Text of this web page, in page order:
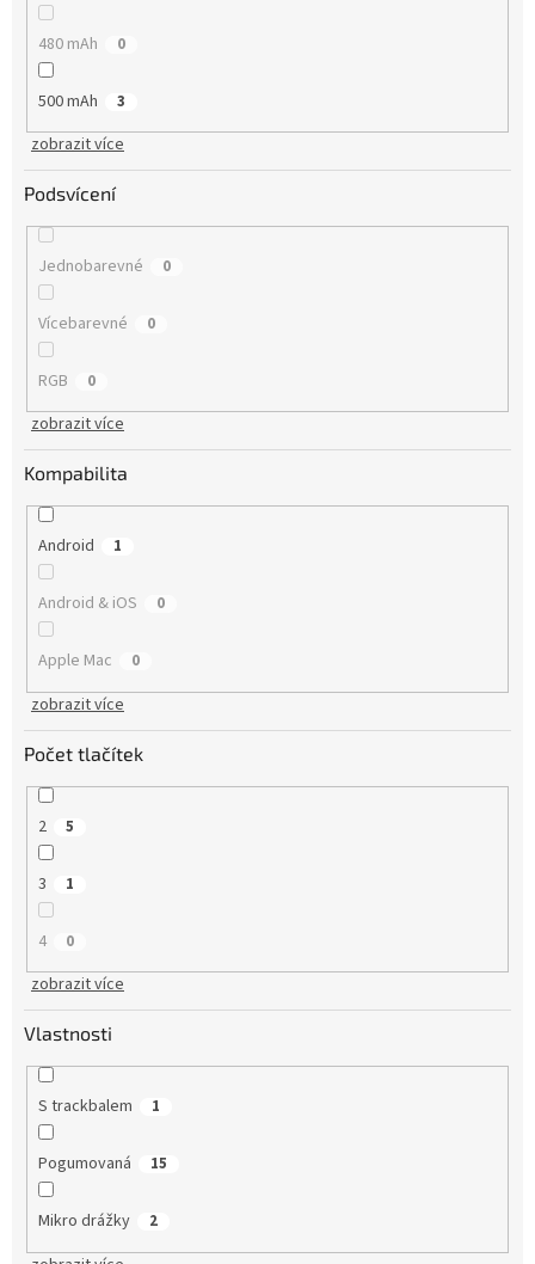
480 mAh 0
500 mAh 3
zobrazit více
Podsvícení
Jednobarevné 0
Vícebarevné 0
RGB 0
zobrazit více
Kompabilita
Android 1
Android & iOS 0
Apple Mac 0
zobrazit více
Počet tlačítek
2 5
3 1
4 0
zobrazit více
Vlastnosti
S trackbalem 1
Pogumovaná 15
Mikro drážky 2